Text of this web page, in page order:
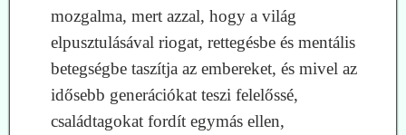
mozgalma, mert azzal, hogy a világ
elpusztulásával riogat, rettegésbe és mentális
betegségbe taszítja az embereket, és mivel az
idősebb generációkat teszi felelőssé,
családtagokat fordít egymás ellen,